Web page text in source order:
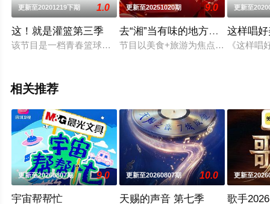
更新至20201219下期 1.0
这！就是灌篮第三季
该节目是一档青春篮球竞技真人秀，由邓伦担任经理人，朱芳雨
更新至20251020期 9.0
去“湘”当有味的地方第三季
节目以美食+旅游为焦点，探究美食
更新至
这样唱
《这样唱
相关推荐
更新至20260807期 9.0
宇宙帮帮忙
更新至20260807期 10.0
天赐的声音 第七季
更新至
歌手2026